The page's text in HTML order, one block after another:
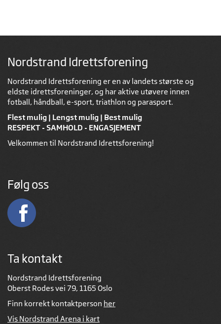
Nordstrand Idrettsforening
Nordstrand Idrettsforening er en av landets største og
eldste idrettsforeninger, og har aktive utøvere innen
fotball, håndball, e-sport, triathlon og parasport.
Flest mulig | Lengst mulig | Best mulig
RESPEKT - SAMHOLD - ENGASJEMENT
Velkommen til Nordstrand Idrettsforening!
Følg oss
Ta kontakt
Nordstrand Idrettsforening
Oberst Rodes vei 79, 1165 Oslo
Finn korrekt kontaktperson her
Vis Nordstrand Arena i kart